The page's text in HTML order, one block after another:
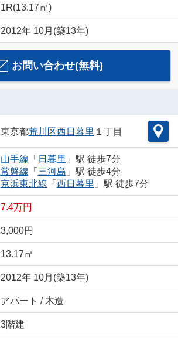
1R(13.17㎡)
2012年 10月(築13年)
お問い合わせ(無料)
東京都荒川区西日暮里 １丁目
山手線 「 日暮里 」駅 徒歩7分
常磐線 「 三河島 」駅 徒歩4分
京浜東北線 「 西日暮里 」駅 徒歩7分
7.4万円
3,000円
13.17㎡
2012年 10月(築13年)
アパート / 木造
3階建